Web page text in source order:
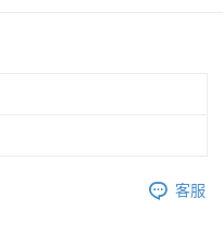
但若您需要取消訂單，請聯絡
結帳頁面顯示為準，若有關於
support/home
AFTEE先享後付」服務完成之交
費
費
客服